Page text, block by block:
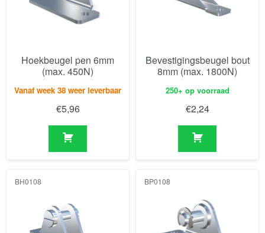
Hoekbeugel pen 6mm
(max. 450N)
Vanaf week 38 weer leverbaar
€5,96
Bevestigingsbeugel bout
8mm (max. 1800N)
250+ op voorraad
€2,24
BH0108 BP0108